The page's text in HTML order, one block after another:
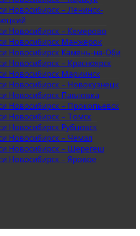
Новосибирск – Ленинск-
Новосибирск – Кемерово
Новосибирск Манжерок
Новосибирск Камень-на-Оби
Новосибирск – Красноярск
Новосибирск Мариинск
Новосибирск – Новокузнецк
Новосибирск Павловка
Новосибирск – Прокопьевск
Новосибирск – Томск
Новосибирск Рубцовск
Новосибирск – Чемал
Новосибирск – Шерегеш
Новосибирск – Яровое